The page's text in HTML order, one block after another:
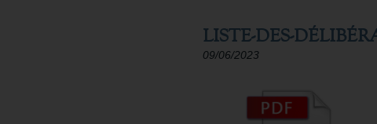
LISTE-DES-
09/06/2023